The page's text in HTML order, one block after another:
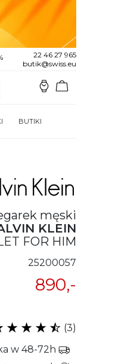
22 46 27 965
butik@swiss.eu
BUTIKI
męski
KLEIN
FOR HIM
25200057
890,-
(3)
w 48-72h